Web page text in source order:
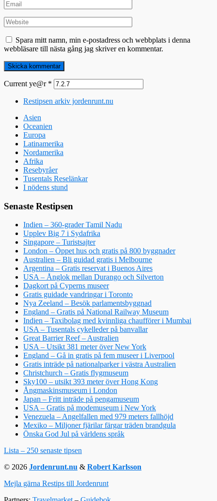
Spara mitt namn, min e-postadress och webbplats i denna
webbläsare till nästa gång jag skriver en kommentar.
Current ye@r *
Restipsen arkiv jordenrunt.nu
Asien
Oceanien
Europa
Latinamerika
Nordamerika
Afrika
Resebyråer
Tusentals Reselänkar
I nödens stund
Senaste Restipsen
Indien – 360-grader Tamil Nadu
Upplev Big 7 i Sydafrika
Singapore – Turistsajter
London – Öppet hus och gratis på 800 byggnader
Australien – Bli guidad gratis i Melbourne
Argentina – Gratis reservat i Buenos Aires
USA – Ånglok mellan Durango och Silverton
Dagkort på Cyperns museer
Gratis guidade vandringar i Toronto
Nya Zeeland – Besök parlamentsbyggnad
England – Gratis på National Railway Museum
Indien – Taxibolag med kvinnliga chaufförer i Mumbai
USA – Tusentals cykelleder på banvallar
Great Barrier Reef – Australien
USA – Utsikt 381 meter över New York
England – Gå in gratis på fem museer i Liverpool
Gratis inträde på nationalparker i västra Australien
Christchurch – Gratis flygmuseum
Sky100 – utsikt 393 meter över Hong Kong
Ångmaskinsmuseum i London
Japan – Fritt inträde på pengamuseum
USA – Gratis på modemuseum i New York
Venezuela – Angelfallen med 979 meters fallhöjd
Mexiko – Miljoner fjärilar färgar träden brandgula
Önska God Jul på världens språk
Lista – 250 senaste tipsen
© 2026 Jordenrunt.nu & Robert Karlsson
Mejla gärna Restips till Jordenrunt